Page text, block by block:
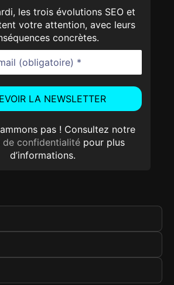
les trois évolutions SEO et
votre attention, avec leurs
concrètes.
pas ! Consultez notre
de confidentialitépour plus
d’informations.